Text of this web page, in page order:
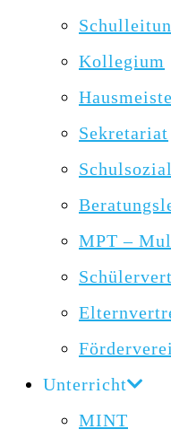
Kollegium
Sekretariat
MPT –
Unterricht
MINT